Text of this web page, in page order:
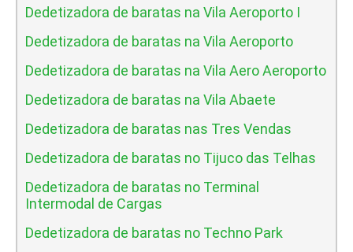
Dedetizadora de baratas na Vila Aeroporto I
Dedetizadora de baratas na Vila Aeroporto
Dedetizadora de baratas na Vila Aero Aeroporto
Dedetizadora de baratas na Vila Abaete
Dedetizadora de baratas nas Tres Vendas
Dedetizadora de baratas no Tijuco das Telhas
Dedetizadora de baratas no Terminal
Intermodal de Cargas
Dedetizadora de baratas no Techno Park